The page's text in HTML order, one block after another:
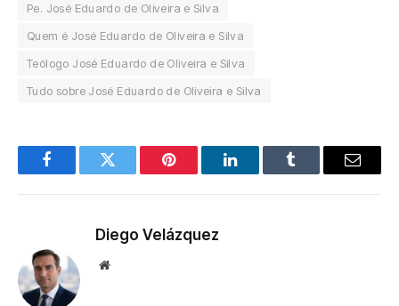
Pe. José Eduardo de Oliveira e Silva
Quem é José Eduardo de Oliveira e Silva
Teólogo José Eduardo de Oliveira e Silva
Tudo sobre José Eduardo de Oliveira e Silva
FacebookTwitter Pinterest LinkedInTumblr Email
Diego Velázquez
Website